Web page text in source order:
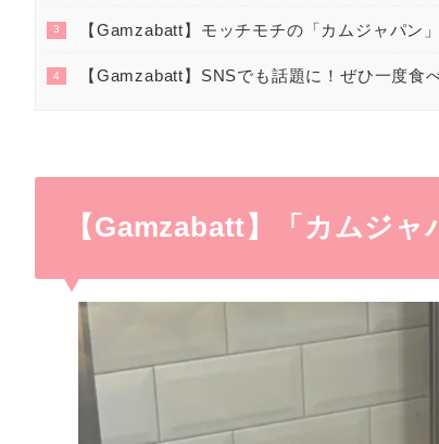
3 【Gamzabatt】モッチモチの「カムジャパン
4 【Gamzabatt】SNSでも話題に！ぜひ一度食
【Gamzabatt】「カムジャ